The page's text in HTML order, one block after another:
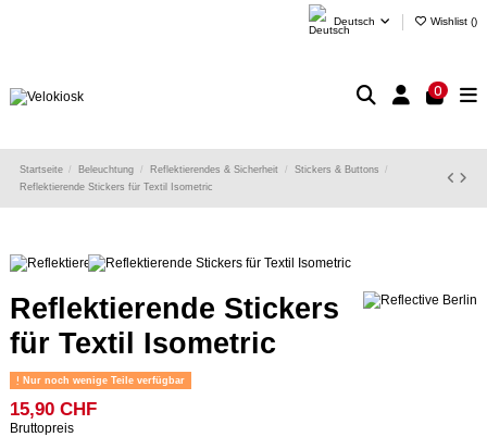
Deutsch Wishlist ()
0
Startseite Beleuchtung Reflektierendes & Sicherheit
Stickers & Buttons
Reflektierende Stickers für Textil Isometric
Reflektierende Stickers
für Textil Isometric
Nur noch wenige Teile verfügbar
15,90 CHF
Bruttopreis